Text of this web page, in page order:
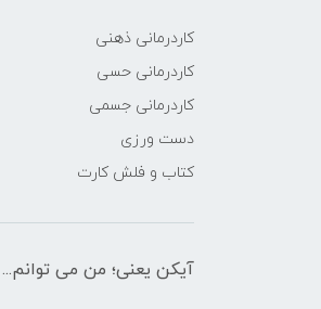
کاردرمانی ذهنی
کاردرمانی حسی
کاردرمانی جسمی
دست ورزی
کتاب و فلش کارت
آیکن یعنی؛ من می توانم...